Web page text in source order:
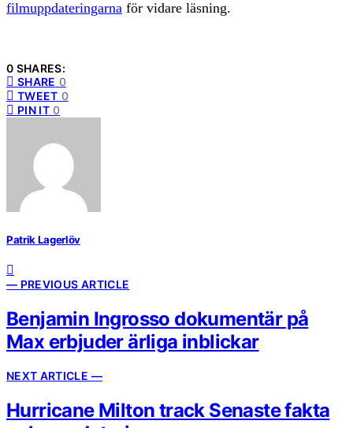
filmuppdateringarna för vidare läsning.
0 SHARES:
SHARE 0
TWEET 0
PIN IT 0
Patrik Lagerlöv
— PREVIOUS ARTICLE
Benjamin Ingrosso dokumentär på
Max erbjuder ärliga inblickar
NEXT ARTICLE —
Hurricane Milton track Senaste fakta